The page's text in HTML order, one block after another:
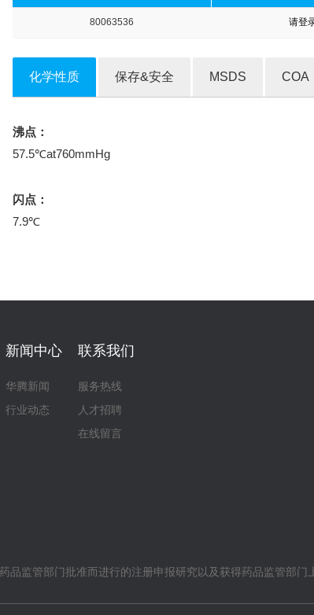
80063536 请登
化学性质 保存&安全 MSDS COA
沸点：
57.5℃at760mmHg
闪点：
7.9℃
新闻中心
华腾新闻
行业动态
联系我们
服务热线
人才招聘
在线留言
品监管部门批准而进行的注册申报研究以及获得药品监管部